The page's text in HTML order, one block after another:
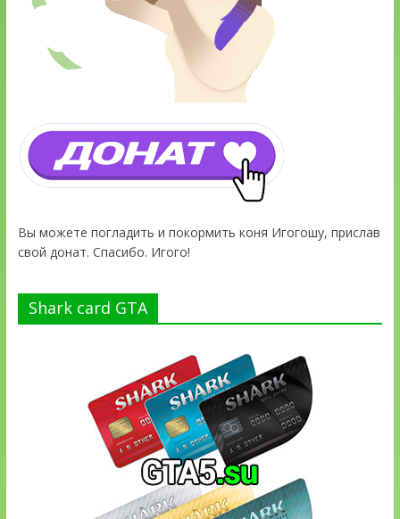
Вы можете погладить и покормить коня Игогошу, прислав
свой донат. Спасибо. Игого!
Shark card GTA